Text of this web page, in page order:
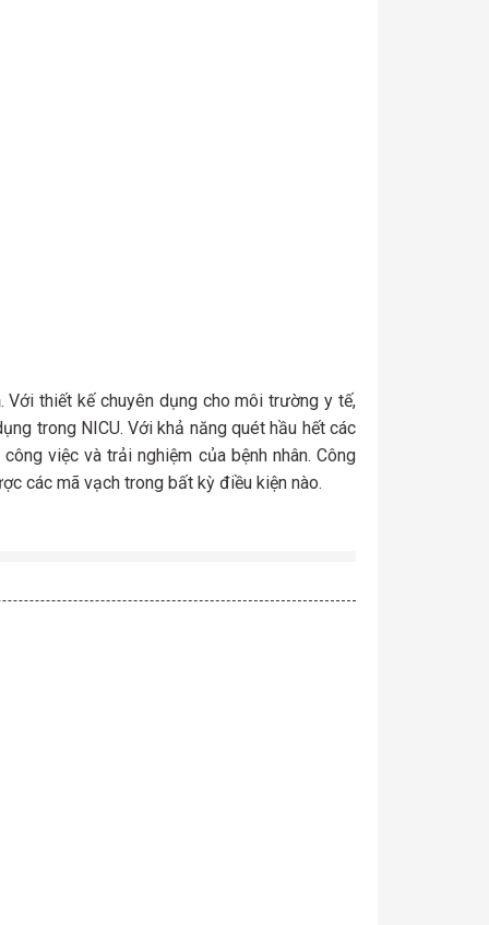
. Với thiết kế chuyên dụng cho môi trường y tế,
trong NICU. Với khả năng quét hầu hết các
việc và trải nghiệm của bệnh nhân. Công
các mã vạch trong bất kỳ điều kiện nào.